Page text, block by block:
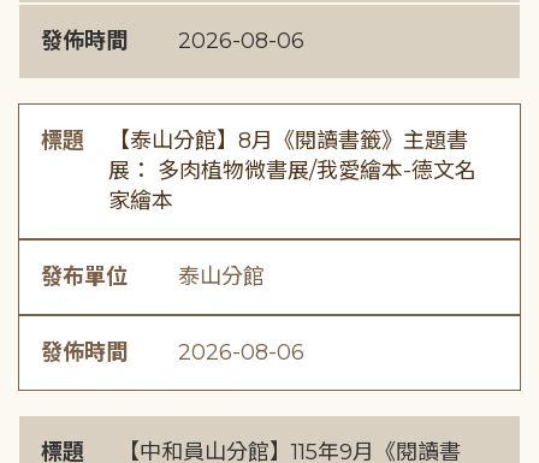
發佈時間 2026-08-06
標題
【泰山分館】8月《閱讀書籤》主題書
展： 多肉植物微書展/我愛繪本-德文名
家繪本
發布單位 泰山分館
發佈時間 2026-08-06
標題
【中和員山分館】115年9月《閱讀書